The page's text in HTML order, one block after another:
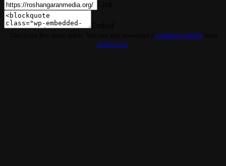
complete websitefrom
archive.org